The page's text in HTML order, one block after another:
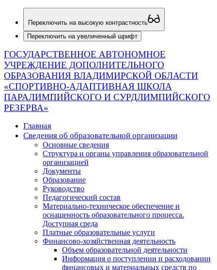
Переключить на высокую контрастность
Переключить на увеличенный шрифт
ГОСУДАРСТВЕННОЕ АВТОНОМНОЕ
УЧРЕЖДЕНИЕ ДОПОЛНИТЕЛЬНОГО
ОБРАЗОВАНИЯ ВЛАДИМИРСКОЙ ОБЛАСТИ
«СПОРТИВНО-АДАПТИВНАЯ ШКОЛА
ПАРАЛИМПИЙСКОГО И СУРДЛИМПИЙСКОГО
РЕЗЕРВА»
Главная
Сведения об образовательной организации
Основные сведения
Структура и органы управления образовательной
организацией
Документы
Образование
Руководство
Педагогический состав
Материально-техническое обеспечение и
оснащенность образовательного процесса.
Доступная среда
Платные образовательные услуги
Финансово-хозяйственная деятельность
Объем образовательной деятельности
Информация о поступлении и расходовании
финансовых и материальных средств по